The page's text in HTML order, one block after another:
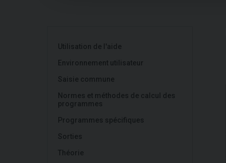
Utilisation de l'aide
Environnement utilisateur
Saisie commune
Normes et méthodes de calcul des
programmes
Programmes spécifiques
Sorties
Théorie